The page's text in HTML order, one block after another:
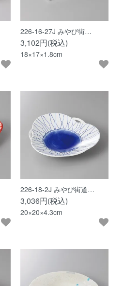
226-16-27J みやび街…
3,102円(税込)
18×17×1.8cm
226-18-2J みやび街道…
3,036円(税込)
20×20×4.3cm